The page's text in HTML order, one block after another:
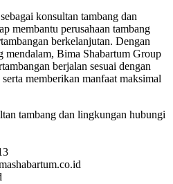
konsultan tambang dan
membantu perusahaan tambang
berkelanjutan. Dengan
mendalam, Bima Shabartum Group
berjalan sesuai dengan
memberikan manfaat maksimal
tambang dan lingkungan hubungi